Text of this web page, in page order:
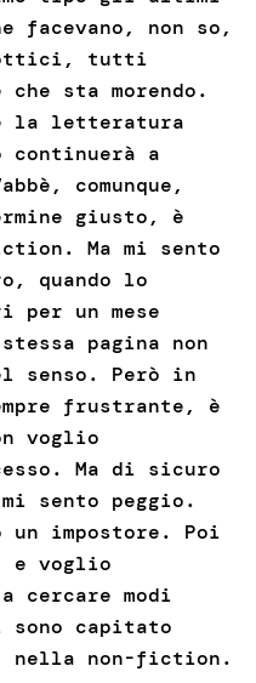
non so,
ottici, tutti
sta morendo.
la letteratura
continuerà a
comunque,
giusto, è
Ma mi sento
quando lo
per un mese
pagina non
senso. Però in
frustrante, è
voglio
Ma di sicuro
sento peggio.
un impostore. Poi
e voglio
cercare modi
capitato
nella non-fiction.